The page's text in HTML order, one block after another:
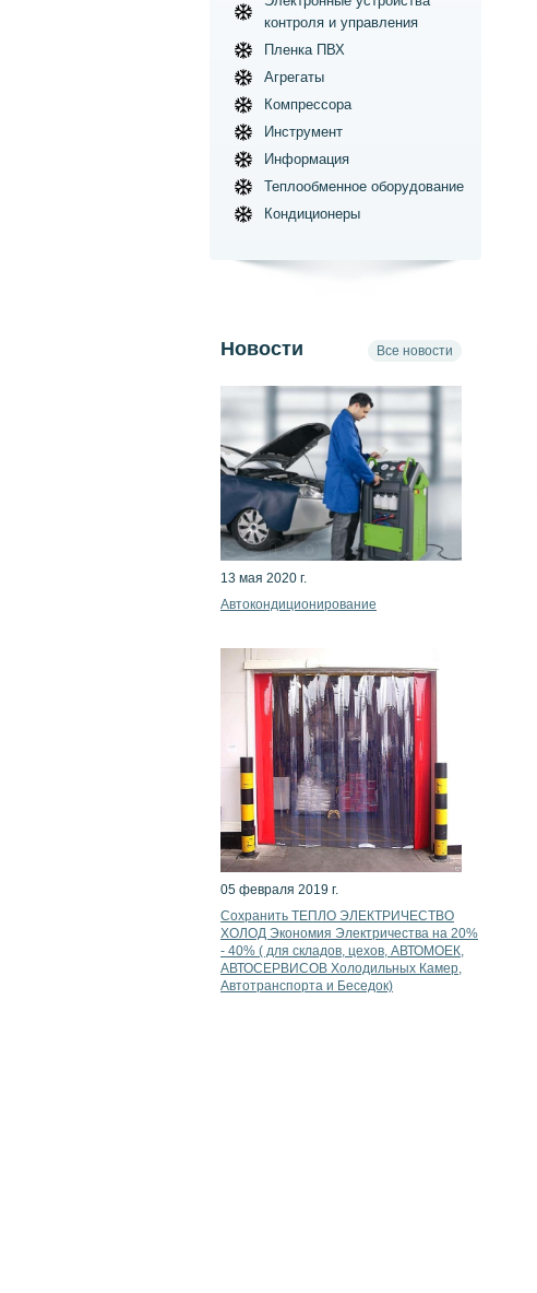
контроля и управления
Пленка ПВХ
Агрегаты
Компрессора
Инструмент
Информация
Теплообменное оборудование
Кондиционеры
Новости Все новости
13 мая 2020 г.
Автокондиционирование
05 февраля 2019 г.
Сохранить ТЕПЛО ЭЛЕКТРИЧЕСТВО
ХОЛОД Экономия Электричества на 20%
- 40% ( для складов, цехов, АВТОМОЕК,
АВТОСЕРВИСОВ Холодильных Камер,
Автотранспорта и Беседок)